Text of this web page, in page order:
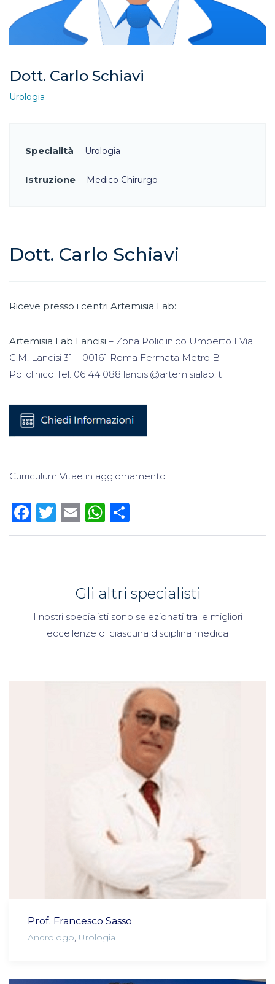
Dott. Carlo Schiavi
Urologia
Specialità Urologia
Istruzione Medico Chirurgo
Dott. Carlo Schiavi
Riceve presso i centri Artemisia Lab:
Artemisia Lab Lancisi – Zona Policlinico Umberto I Via
G.M. Lancisi 31 – 00161 Roma Fermata Metro B
Policlinico Tel. 06 44 088 lancisi@artemisialab.it
Curriculum Vitae in aggiornamento
Facebook
Twitter
EmailWhatsApp
Gli altri specialisti
I nostri specialisti sono selezionati tra le migliori
eccellenze di ciascuna disciplina medica
Prof. Francesco Sasso
Andrologo, Urologia